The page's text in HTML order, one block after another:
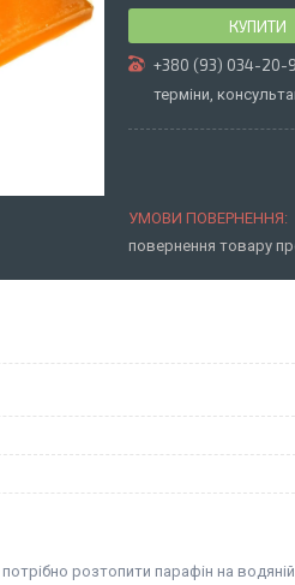
КУПИТИ
+380 (93) 034-20-
терміни,
повернення товару
розтопити парафін на